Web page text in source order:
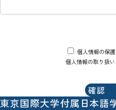
個人情報の保護
個人情報の取り扱
東京国際大学付属日本語